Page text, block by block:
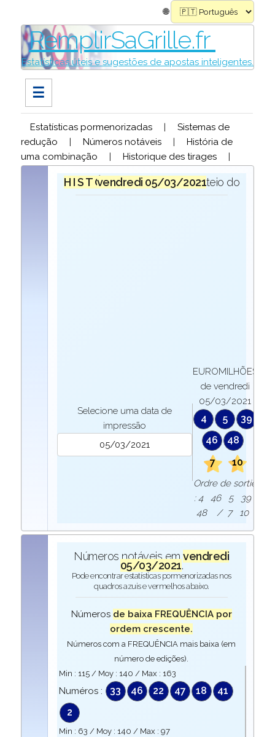
🌐
RemplirSaGrille.fr
Estatísticas úteis e sugestões de apostas inteligentes.
☰
Estatísticas pormenorizadas |
Sistemas de
redução
| Números notáveis |
História de
uma combinação
| Historique des tirages |
H I S T Ó R I O Q U Epara o sorteio do
vendredi 05/03/2021
Selecione uma data de
impressão
EUROMILHÕES
de vendredi
05/03/2021
4 5
39
46
48
7
10
Ordre de sortie
: 4 46 5 39
48 / 7 10
Números notáveis emvendredi
05/03/2021.
Pode encontrar estatísticas pormenorizadas nos
quadros azuis e vermelhos abaixo.
Números de baixa FREQUÊNCIA por
ordem crescente.
Números com a FREQUÊNCIA mais baixa (em
número de edições).
Min : 115/ Moy : 140 / Max : 163
Numéros : 33 46 22 47 18
41
2
Min : 63 / Moy : 140 / Max : 97